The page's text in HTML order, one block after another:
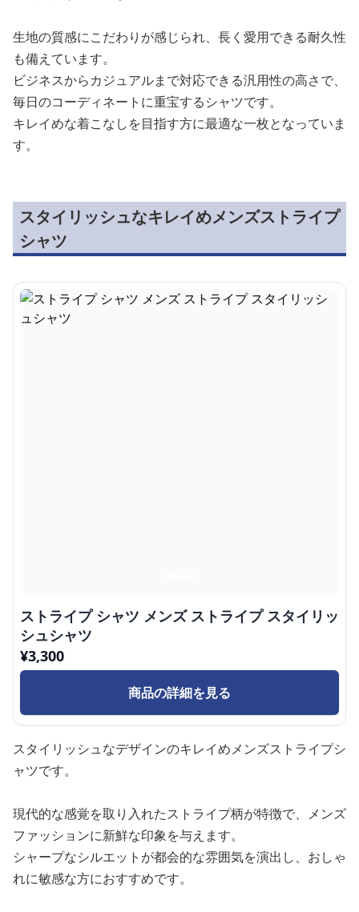
生地の質感にこだわりが感じられ、長く愛用できる耐久性
も備えています。
ビジネスからカジュアルまで対応できる汎用性の高さで、
毎日のコーディネートに重宝するシャツです。
キレイめな着こなしを目指す方に最適な一枚となっていま
す。
スタイリッシュなキレイめメンズストライプ
シャツ
ストライプ シャツ メンズ ストライプ スタイリッ
シュシャツ
¥3,300
商品の詳細を見る
スタイリッシュなデザインのキレイめメンズストライプシ
ャツです。
現代的な感覚を取り入れたストライプ柄が特徴で、メンズ
ファッションに新鮮な印象を与えます。
シャープなシルエットが都会的な雰囲気を演出し、おしゃ
れに敏感な方におすすめです。